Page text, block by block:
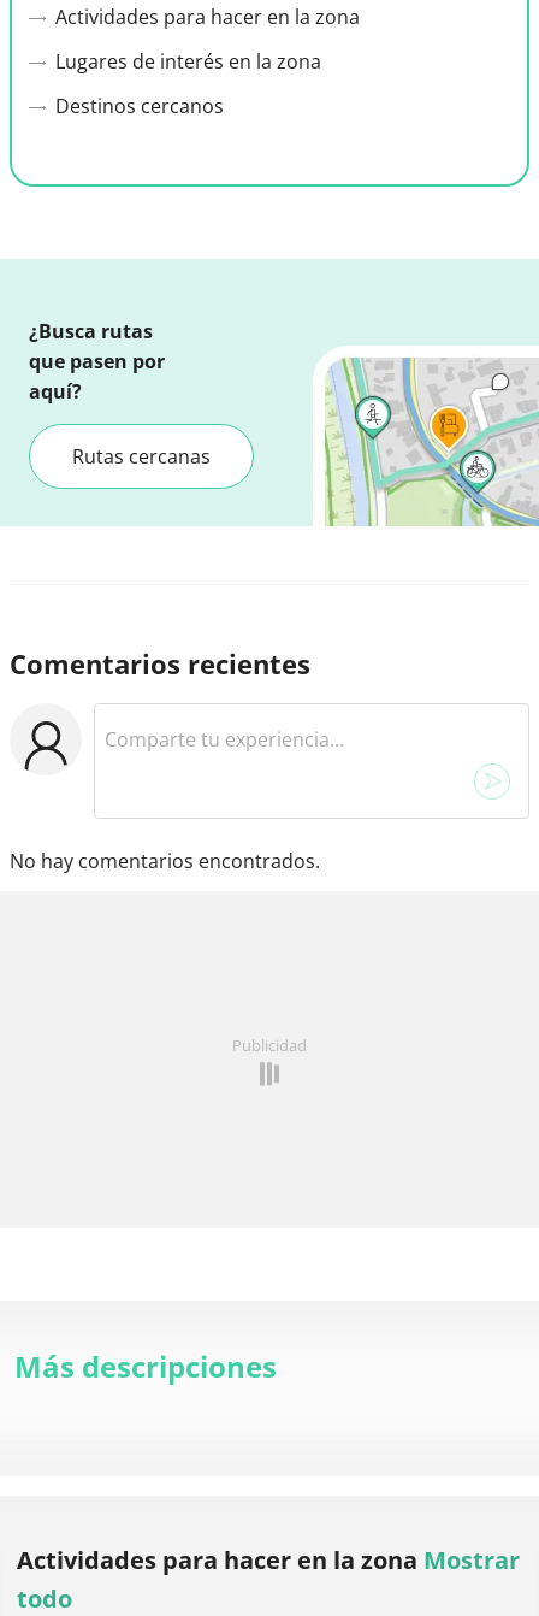
Actividades para hacer en la zona
Lugares de interés en la zona
Destinos cercanos
¿Busca rutas
que pasen por
aquí?
Rutas cercanas
Comentarios recientes
No hay comentarios encontrados.
Publicidad
Más descripciones
Actividades para hacer en la zona Mostrar
todo